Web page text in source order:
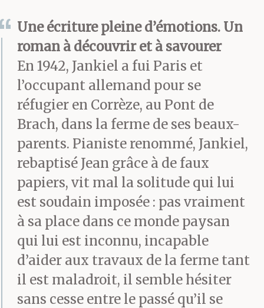
devant mes yeux.
Pendant un instant,
l’horizon prenait la
ligne convexe de la
sphère. Ignorant le
décor immobile à
l’intérieur de la boule, je
guettais le point de
réunion où bientôt
s’opérait la fusion
éphémère du blanc
total. La neige gravitait,
Une écriture pleine d’émotions. Un
roman à découvrir et à savourer
En 1942, Jankiel a fui Paris et
l’occupant allemand pour se
réfugier en Corrèze, au Pont de
Brach, dans la ferme de ses beaux-
parents. Pianiste renommé, Jankiel,
rebaptisé Jean grâce à de faux
papiers, vit mal la solitude qui lui
est soudain imposée : pas vraiment
à sa place dans ce monde paysan
qui lui est inconnu, incapable
d’aider aux travaux de la ferme tant
il est maladroit, il semble hésiter
sans cesse entre le passé qu’il se